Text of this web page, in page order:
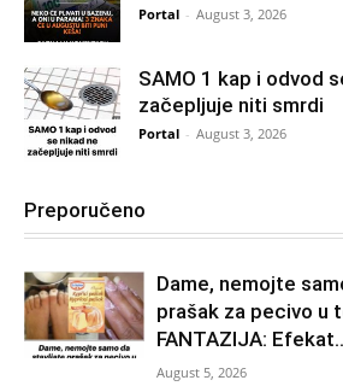
Portal - August 3, 2026
SAMO 1 kap i odvod
začepljuje niti smrdi
Portal - August 3, 2026
Preporučeno
Dame, nemojte
prašak za pecivo u
FANTAZIJA:
August 5, 2026